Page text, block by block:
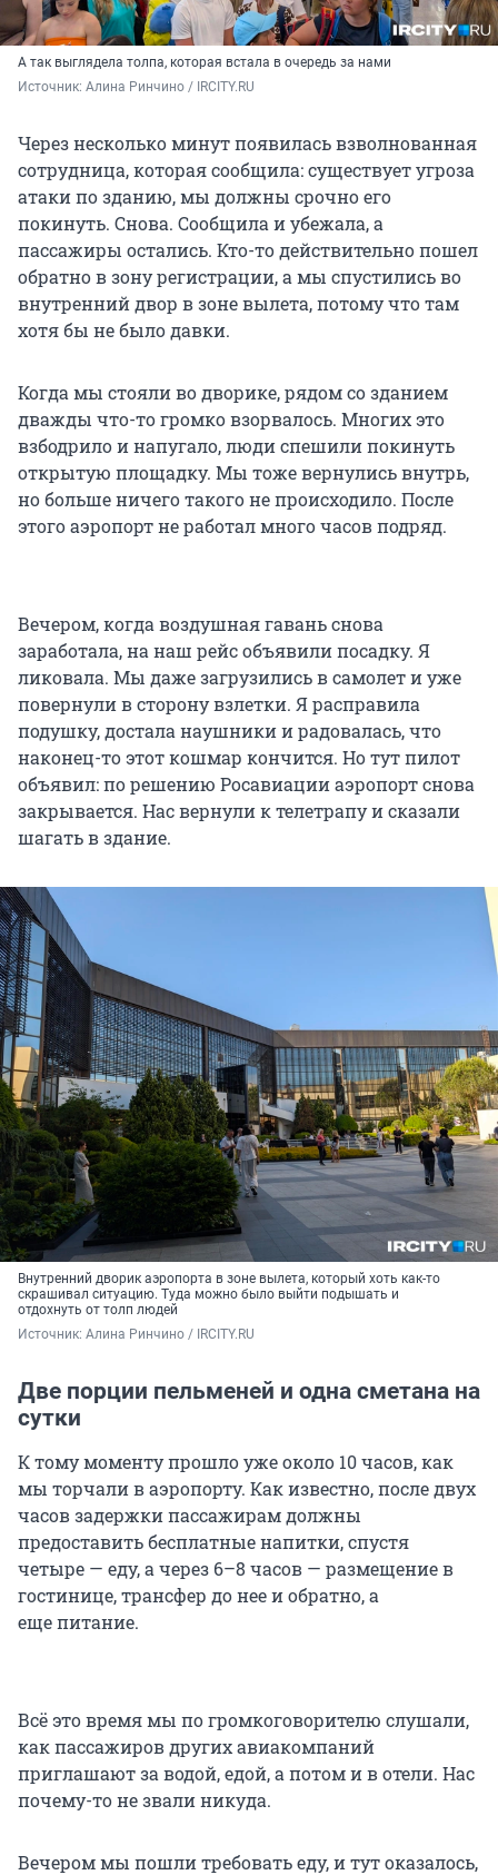
А так выглядела толпа, которая встала в очередь за нами
Источник: Алина Ринчино / IRCITY.RU
Через несколько минут появилась взволнованная
сотрудница, которая сообщила: существует угроза
атаки по зданию, мы должны срочно его
покинуть. Снова. Сообщила и убежала, а
пассажиры остались. Кто-то действительно пошел
обратно в зону регистрации, а мы спустились во
внутренний двор в зоне вылета, потому что там
хотя бы не было давки.
Когда мы стояли во дворике, рядом со зданием
дважды что-то громко взорвалось. Многих это
взбодрило и напугало, люди спешили покинуть
открытую площадку. Мы тоже вернулись внутрь,
но больше ничего такого не происходило. После
этого аэропорт не работал много часов подряд.
Вечером, когда воздушная гавань снова
заработала, на наш рейс объявили посадку. Я
ликовала. Мы даже загрузились в самолет и уже
повернули в сторону взлетки. Я расправила
подушку, достала наушники и радовалась, что
наконец-то этот кошмар кончится. Но тут пилот
объявил: по решению Росавиации аэропорт снова
закрывается. Нас вернули к телетрапу и сказали
шагать в здание.
Внутренний дворик аэропорта в зоне вылета, который хоть как-то
скрашивал ситуацию. Туда можно было выйти подышать и
отдохнуть от толп людей
Источник: Алина Ринчино / IRCITY.RU
Две порции пельменей и одна сметана на
сутки
К тому моменту прошло уже около 10 часов, как
мы торчали в аэропорту. Как известно, после двух
часов задержки пассажирам должны
предоставить бесплатные напитки, спустя
четыре — еду, а через 6–8 часов — размещение в
гостинице, трансфер до нее и обратно, а
еще питание.
Всё это время мы по громкоговорителю слушали,
как пассажиров других авиакомпаний
приглашают за водой, едой, а потом и в отели. Нас
почему-то не звали никуда.
Вечером мы пошли требовать еду, и тут оказалось,